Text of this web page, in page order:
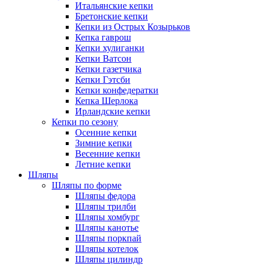
Итальянские кепки
Бретонские кепки
Кепки из Острых Козырьков
Кепка гаврош
Кепки хулиганки
Кепки Ватсон
Кепки газетчика
Кепки Гэтсби
Кепки конфедератки
Кепка Шерлока
Ирландские кепки
Кепки по сезону
Осенние кепки
Зимние кепки
Весенние кепки
Летние кепки
Шляпы
Шляпы по форме
Шляпы федора
Шляпы трилби
Шляпы хомбург
Шляпы канотье
Шляпы поркпай
Шляпы котелок
Шляпы цилиндр